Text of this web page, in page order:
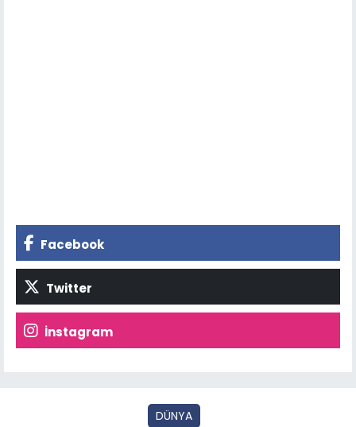
Facebook
Twitter
İnstagram
DÜNYA